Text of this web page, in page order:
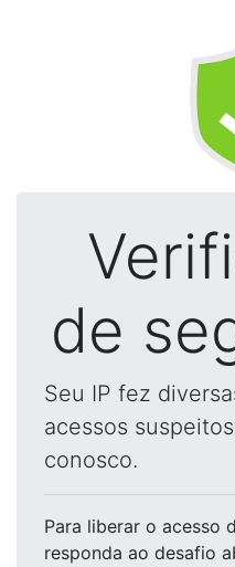
de
Seu IP fez
acessos
conosco.
Para liberar o acesso
responda ao desafio